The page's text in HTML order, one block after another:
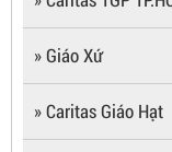
» Giáo Xứ
» Caritas Giáo Hạt